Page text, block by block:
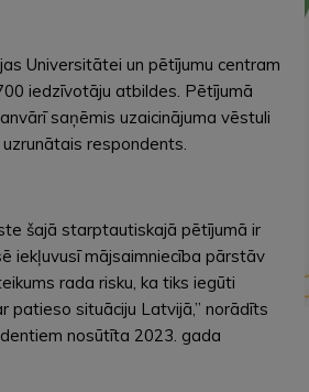
Universitātei un pētījumu centram
iedzīvotāju atbildes. Pētījumā
saņēmis uzaicinājuma vēstuli
respondents.
šajā starptautiskajā pētījumā ir
iekļuvusī mājsaimniecība pārstāv
rada risku, ka tiks iegūti
patieso situāciju Latvijā,” norādīts
nosūtīta 2023. gada